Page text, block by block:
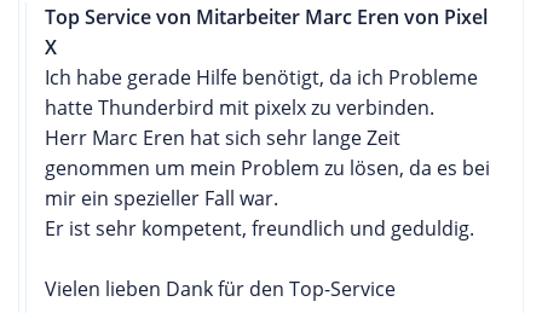
Top Service von Mitarbeiter Marc Eren von Pixel
X
Ich habe gerade Hilfe benötigt, da ich Probleme
hatte Thunderbird mit pixelx zu verbinden.
Herr Marc Eren hat sich sehr lange Zeit
genommen um mein Problem zu lösen, da es bei
mir ein spezieller Fall war.
Er ist sehr kompetent, freundlich und geduldig.
Vielen lieben Dank für den Top-Service